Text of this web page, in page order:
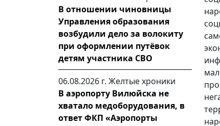
В отношении чиновницы
Управления образования
возбудили дело за волокиту
при оформлении путёвок
детям участника СВО
06.08.2026 г. Желтые хроники
В аэропорту Вилюйска не
хватало медоборудования, в
ответ ФКП «Аэропорты